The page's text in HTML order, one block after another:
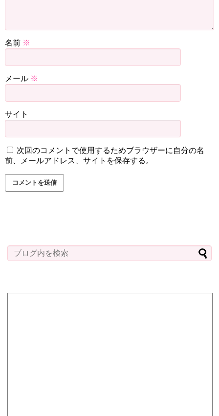
名前 ※
メール ※
サイト
次回のコメントで使用するためブラウザーに自分の名
前、メールアドレス、サイトを保存する。